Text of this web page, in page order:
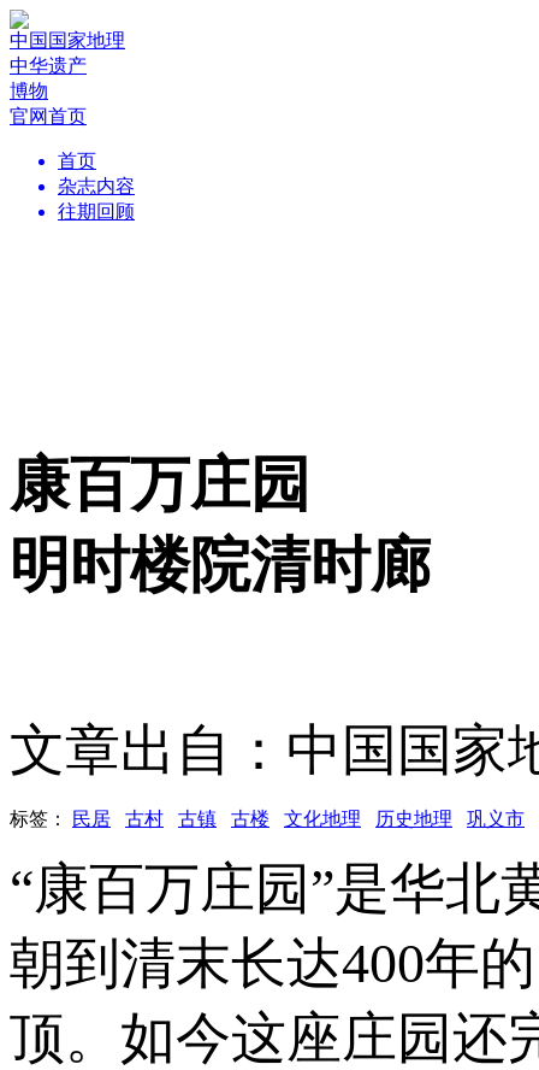
中国国家地理
中华遗产
博物
官网首页
首页
杂志内容
往期回顾
康百万庄园
明时楼院清时廊
文章出自：中国国家
标签： 民居 古村 古镇 古楼 文化地理 历史地理 巩义市
“康百万庄园”是华北
朝到清末长达400年
顶。如今这座庄园还